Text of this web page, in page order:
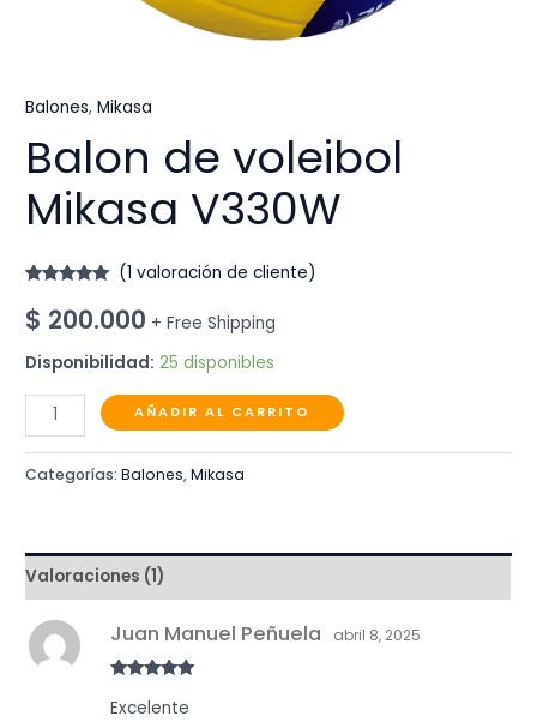
Balones,Mikasa
Balon de voleibol
Mikasa V330W
5.00sobre
5 basado
puntuación
de cliente
(1 valoración de cliente)
$ 200.000 + Free Shipping
Disponibilidad: 25 disponibles
Balon
de
voleibol
cantidad
AÑADIR AL CARRITO
Categorías:Balones,Mikasa
Valoraciones (1)
5de 5
Juan Manuel Peñuela abril 8, 2025
Excelente